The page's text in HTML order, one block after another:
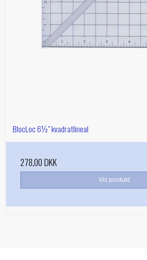
BlocLoc 6½" kvadratlineal
278,00 DKK
Vis produkt